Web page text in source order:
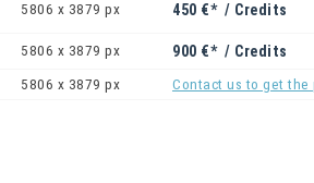
5806 x 3879 px 450 €* / Credits
5806 x 3879 px 900 €* / Credits
5806 x 3879 px Contact us to get the